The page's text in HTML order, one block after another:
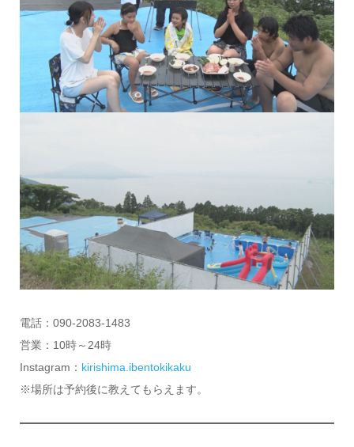
電話：090-2083-1483
営業：10時～24時
Instagram： kirishima.ibentokikaku
※場所は予約後に教えてもらえます。